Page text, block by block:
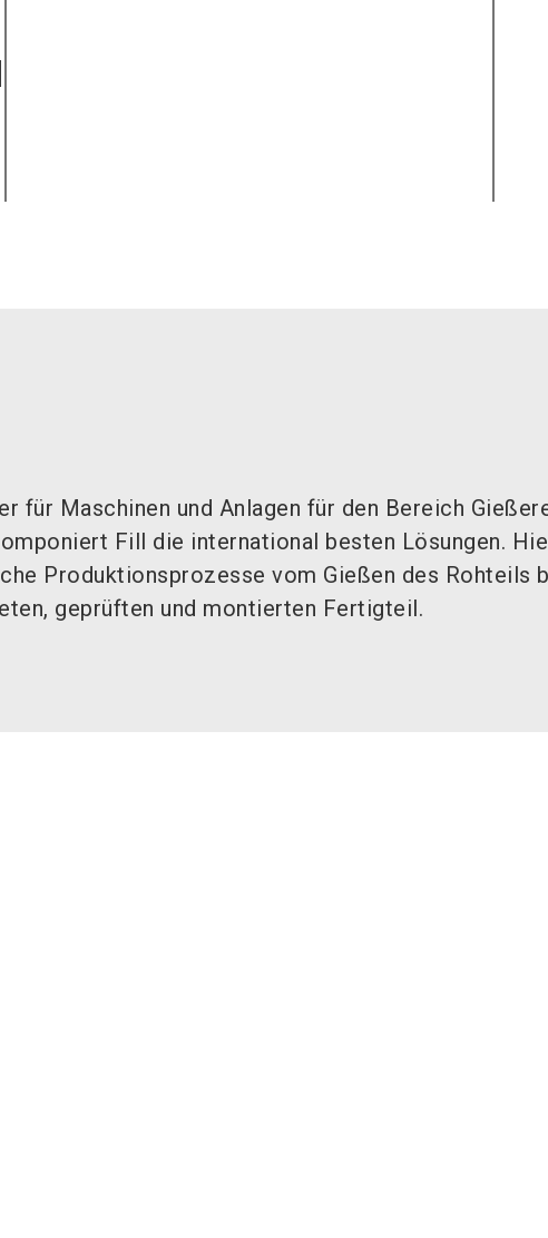
für Maschinen und Anlagen für den Bereich
Fill die international besten Lösungen.
Produktionsprozesse vom Gießen des Rohteils
geprüften und montierten Fertigteil.